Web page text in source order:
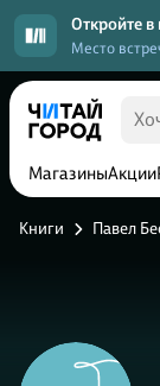
Откройте
Место
МагазиныАкции
Книги Павел